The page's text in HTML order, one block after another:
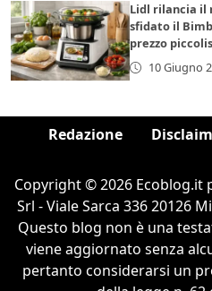
Lidl rilancia il
sfidato il
prezzo
10 Giugno
Redazione
Copyright © 2026 Ecoblog.it
Srl - Viale Sarca 336 20126
Questo blog non è una
viene aggiornato senza
pertanto considerarsi un